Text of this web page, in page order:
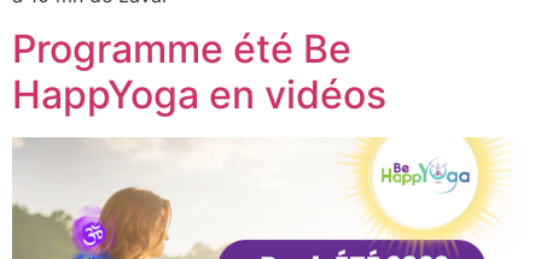
Programme été Be
HappYoga en vidéos